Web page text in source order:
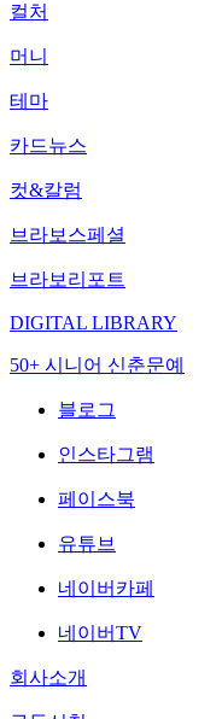
컬처
머니
테마
카드뉴스
컷&칼럼
브라보스페셜
브라보리포트
DIGITAL LIBRARY
50+ 시니어 신춘문예
블로그
인스타그램
페이스북
유튜브
네이버카페
네이버TV
회사소개